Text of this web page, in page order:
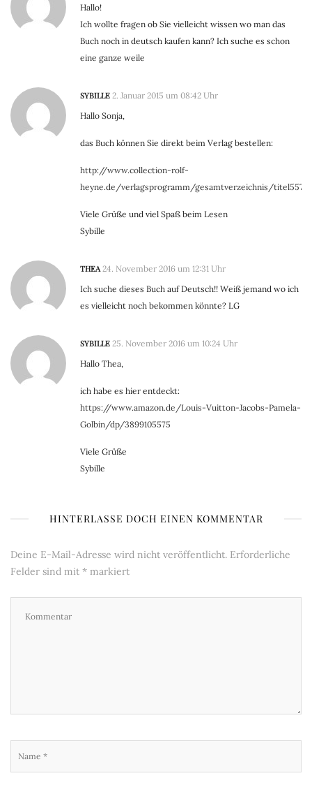
Hallo!
Ich wollte fragen ob Sie vielleicht wissen wo man das
Buch noch in deutsch kaufen kann? Ich suche es schon
eine ganze weile
SYBILLE 2. Januar 2015 um 08:42 Uhr
Hallo Sonja,
das Buch können Sie direkt beim Verlag bestellen:
http://www.collection-rolf-
heyne.de/verlagsprogramm/gesamtverzeichnis/
Viele Grüße und viel Spaß beim Lesen
Sybille
THEA 24. November 2016 um 12:31 Uhr
Ich suche dieses Buch auf Deutsch!! Weiß jemand wo ich
es vielleicht noch bekommen könnte? LG
SYBILLE 25. November 2016 um 10:24 Uhr
Hallo Thea,
ich habe es hier entdeckt:
https://www.amazon.de/Louis-Vuitton-Jacobs-Pamela-
Golbin/dp/3899105575
Viele Grüße
Sybille
HINTERLASSE DOCH EINEN KOMMENTAR
Deine E-Mail-Adresse wird nicht veröffentlicht. Erforderliche
Felder sind mit * markiert